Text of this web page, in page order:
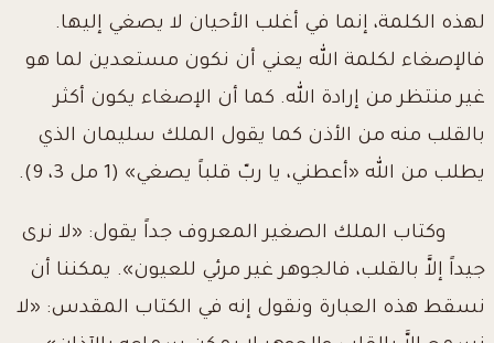
لهذه الكلمة، إنما في أغلب الأحيان لا يصغي إليها.
فالإصغاء لكلمة الله يعني أن نكون مستعدين لما هو
غير منتظر من إرادة الله. كما أن الإصغاء يكون أكثر
بالقلب منه من الأذن كما يقول الملك سليمان الذي
يطلب من الله «أعطني، يا ربّ قلباً يصغي» (1 مل 3، 9).
وكتاب الملك الصغير المعروف جداً يقول: «لا نرى
جيداً إلاَّ بالقلب، فالجوهر غير مرئي للعيون». يمكننا أن
نسقط هذه العبارة ونقول إنه في الكتاب المقدس: «لا